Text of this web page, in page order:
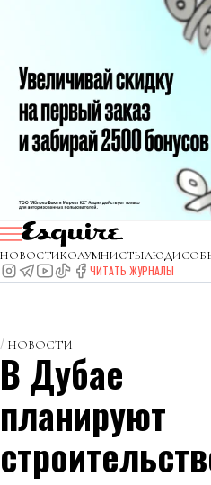
НОВОСТИКОЛУМНИСТЫЛЮДИ
ЧИТАТЬ ЖУРНАЛЫ
НОВОСТИ
В Дубае
планируют